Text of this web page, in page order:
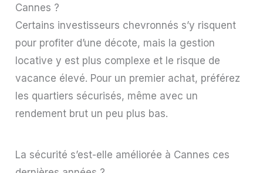
Cannes ?
Certains investisseurs chevronnés s’y risquent
pour profiter d’une décote, mais la gestion
locative y est plus complexe et le risque de
vacance élevé. Pour un premier achat, préférez
les quartiers sécurisés, même avec un
rendement brut un peu plus bas.
La sécurité s’est-elle améliorée à Cannes ces